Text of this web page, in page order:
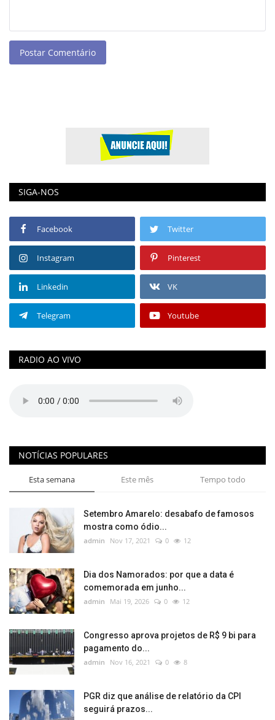
Postar Comentário
SIGA-NOS
Facebook Twitter
Instagram Pinterest
Linkedin VK
Telegram Youtube
RADIO AO VIVO
NOTÍCIAS POPULARES
Esta semana Este mês Tempo todo
Setembro Amarelo: desabafo de famosos
mostra como ódio...
admin Nov 17, 2021 0 12
Dia dos Namorados: por que a data é
comemorada em junho...
admin Mai 19, 2026 0 12
Congresso aprova projetos de R$ 9 bi para
pagamento do...
admin Nov 16, 2021 0 8
PGR diz que análise de relatório da CPI
seguirá prazos...